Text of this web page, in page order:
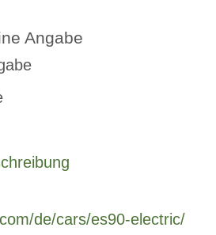
Angabe
de/cars/es90-electric/